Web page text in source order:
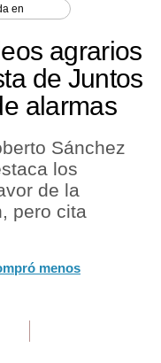
en
agrarios
de Juntos
alarmas
Sánchez
los
de la
pero cita
menos